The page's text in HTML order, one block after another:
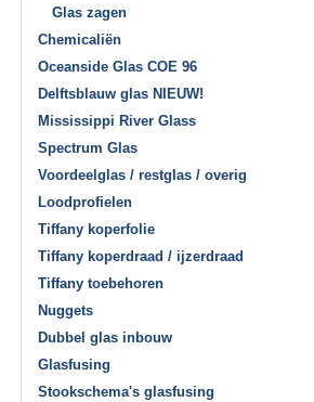
Glas zagen
Chemicaliën
Oceanside Glas COE 96
Delftsblauw glas NIEUW!
Mississippi River Glass
Spectrum Glas
Voordeelglas / restglas / overig
Loodprofielen
Tiffany koperfolie
Tiffany koperdraad / ijzerdraad
Tiffany toebehoren
Nuggets
Dubbel glas inbouw
Glasfusing
Stookschema's glasfusing